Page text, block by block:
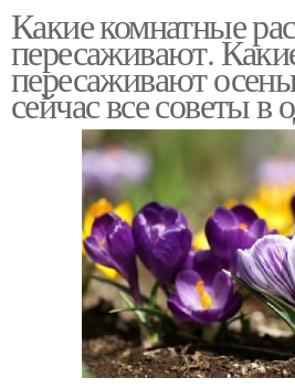
Какие комнатные
пересаживают.
пересаживают
сейчас все советы в